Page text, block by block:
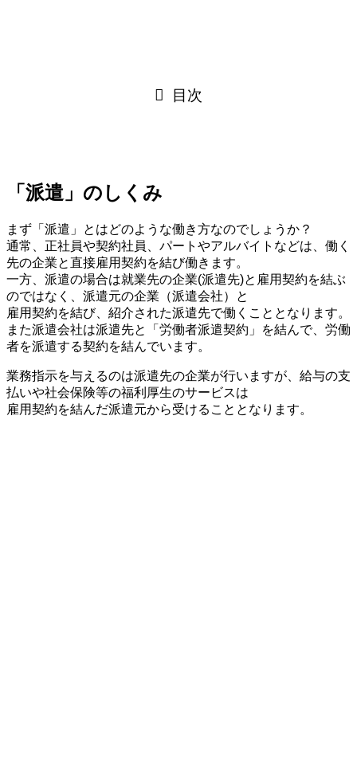
目次
「派遣」のしくみ
まず「派遣」とはどのような働き方なのでしょうか？
通常、正社員や契約社員、パートやアルバイトなどは、働く
先の企業と直接雇用契約を結び働きます。
一方、派遣の場合は就業先の企業(派遣先)と雇用契約を結ぶ
のではなく、派遣元の企業（派遣会社）と
雇用契約を結び、紹介された派遣先で働くこととなります。
また派遣会社は派遣先と「労働者派遣契約」を結んで、労働
者を派遣する契約を結んでいます。
業務指示を与えるのは派遣先の企業が行いますが、給与の支
払いや社会保険等の福利厚生のサービスは
雇用契約を結んだ派遣元から受けることとなります。